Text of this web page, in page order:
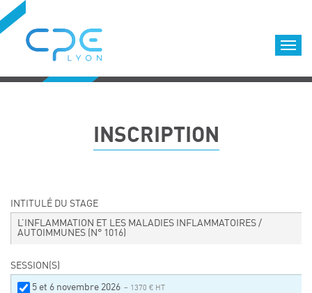
Formations diplômantes
Equipe
Nous choisir
LOCATION DE SALLES DE FORMATION
Accès
INSCRIPTION
INTITULÉ DU STAGE
L’INFLAMMATION ET LES MALADIES INFLAMMATOIRES /
AUTOIMMUNES (N° 1016)
SESSION(S)
5 et 6 novembre 2026 – 1370 € HT
Cookies management panel